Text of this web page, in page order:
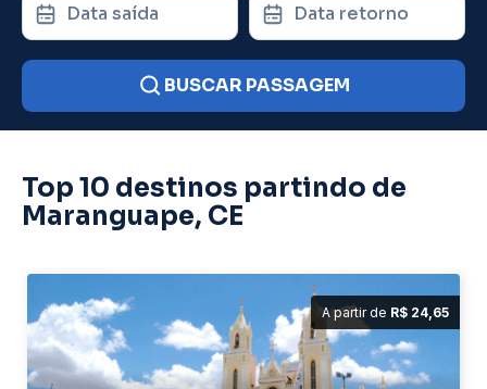
Data saída Data retorno
BUSCAR PASSAGEM
Top 10 destinos partindo de
Maranguape, CE
A partir de R$ 24,65